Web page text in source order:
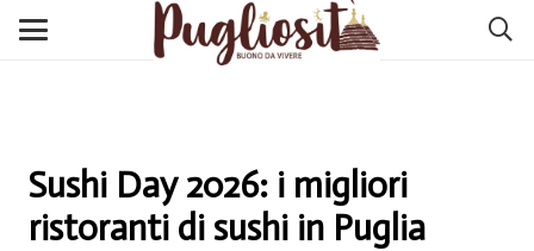
Sushi Day 2026: i migliori
ristoranti di sushi in Puglia